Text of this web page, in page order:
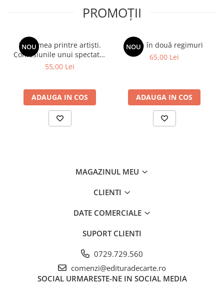
PROMOȚII
NOU
Viața mea printre artiști.
Confesiunile unui spectator
fidel
55,00 Lei
ADAUGA IN COS
NOU
Spion în două regimuri
65,00 Lei
ADAUGA IN COS
MAGAZINUL MEU
CLIENTI
DATE COMERCIALE
SUPORT CLIENTI
0729.729.560
comenzi@edituradecarte.ro
SOCIAL URMARESTE-NE IN SOCIAL MEDIA